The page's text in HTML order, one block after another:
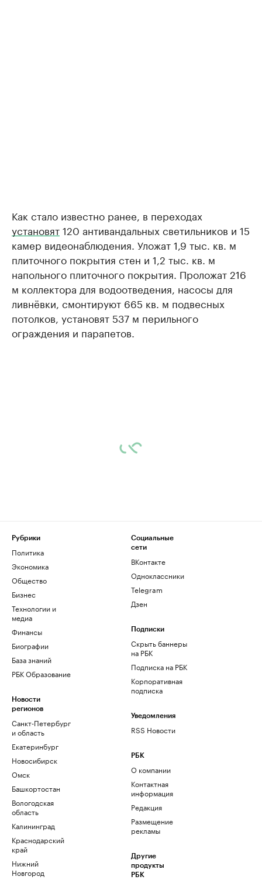
Как стало известно ранее, в переходах
установят120 антивандальных светильников и 15
камер видеонаблюдения. Уложат 1,9 тыс. кв. м
плиточного покрытия стен и 1,2 тыс. кв. м
напольного плиточного покрытия. Проложат 216
м коллектора для водоотведения, насосы для
ливнёвки, смонтируют 665 кв. м подвесных
потолков, установят 537 м перильного
ограждения и парапетов.
Рубрики
Политика
Экономика
Общество
Бизнес
Технологии и
медиа
Финансы
Биографии
База знаний
РБК Образование
Новости
регионов
Санкт-Петербург
и область
Екатеринбург
Новосибирск
Омск
Башкортостан
Вологодская
область
Калининград
Краснодарский
край
Нижний
Новгород
Социальные
сети
ВКонтакте
Одноклассники
Telegram
Дзен
Подписки
Скрыть баннеры
на РБК
Подписка на РБК
Корпоративная
подписка
Уведомления
RSS Новости
РБК
О компании
Контактная
информация
Редакция
Размещение
рекламы
Другие
продукты
РБК